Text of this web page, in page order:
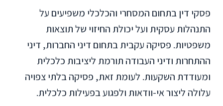
פסקי דין בתחום המסחרי והכלכלי משפיעים על
התנהלות עסקית ועל יכולת החיזוי של תוצאות
משפטיות. פסיקה עקבית בתחום דיני החברות, דיני
ההתחרות ודיני העבודה תורמת ליציבות כלכלית
ומעודדת השקעות. לעומת זאת, פסיקה בלתי צפויה
עלולה ליצור אי-וודאות ולפגוע בפעילות כלכלית.